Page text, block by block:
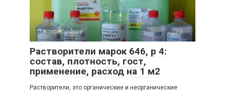
Лакокрасочные 0
Растворители марок 646, р 4:
состав, плотность, гост,
применение, расход на 1 м2
Растворители, это органические и неорганические